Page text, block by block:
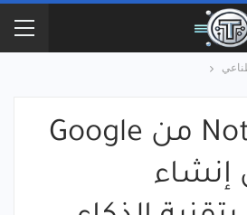
NotebookLM من Google
إنشاء